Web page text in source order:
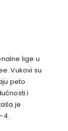
lige u
Vukovi su
peto
i
je
4.